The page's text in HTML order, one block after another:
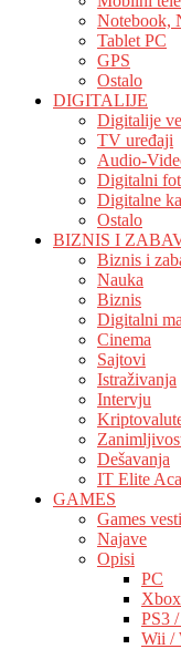
Notebook,
Tablet PC
GPS
Ostalo
DIGITALIJE
Digitalije
TV uređaji
Audio-
Digitalni
Digitalne
Ostalo
BIZNIS I
Biznis i
Nauka
Biznis
Digitalni
Cinema
Sajtovi
Istraživanja
Intervju
Dešavanja
IT Elite
GAMES
Games vesti
Najave
Opisi
PC
PS3
Wii /